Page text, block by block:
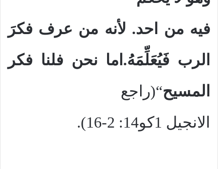
فيه من احد. لأنه من عرف فكرَ
الرب فَيُعَلِّمَهُ.اما نحن فلنا فكر
المسيح“(راجع
الانجيل 1كو14: 2-16).